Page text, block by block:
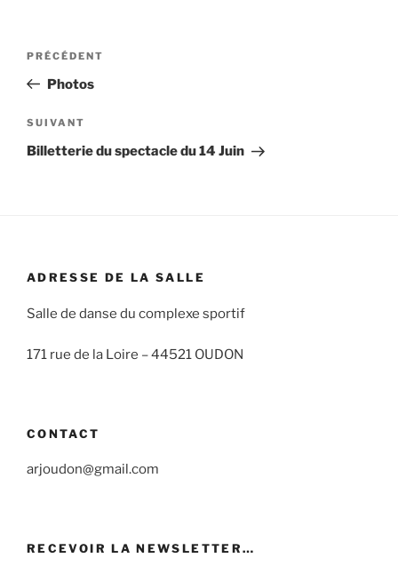
Navigation
l’article
Article
précédent
PRÉCÉDENT
Photos
Article
suivant
SUIVANT
Billetterie du spectacle du 14 Juin
ADRESSE DE LA SALLE
Salle de danse du complexe sportif
171 rue de la Loire –44521 OUDON
CONTACT
arjoudon@gmail.com
RECEVOIR LA NEWSLETTER…